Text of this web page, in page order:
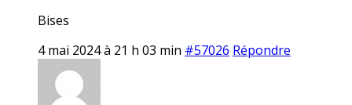
Bises
4 mai 2024 à 21 h 03 min #57026 Répondre